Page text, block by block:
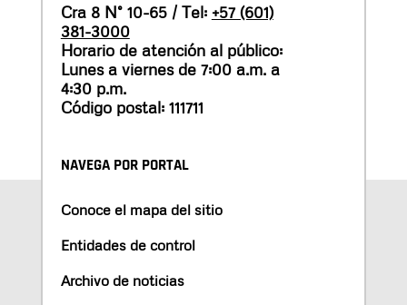
Cra 8 N° 10-65 / Tel: +57 (601)
381-3000
Horario de atención al público:
Lunes a viernes de 7:00 a.m. a
4:30 p.m.
Código postal: 111711
NAVEGA POR PORTAL
Conoce el mapa del sitio
Entidades de control
Archivo de noticias